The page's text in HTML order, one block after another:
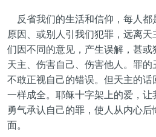
反省我们的生活和信仰，每人都
原因、或别人引我们犯罪，远离
们因不同的意见，产生误解，甚
天主、伤害自己、伤害他人。罪
不敢正视自己的错误。但天主的
一样成全。耶稣十字架上的爱，
勇气承认自己的罪，使人从内心
面。